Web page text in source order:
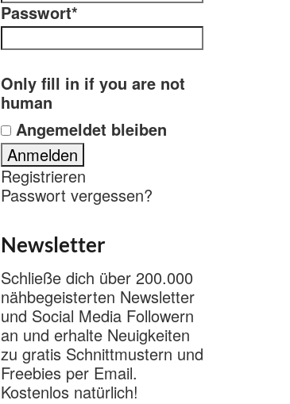
Passwort*
Only fill in if you are not
human
Angemeldet bleiben
Registrieren
Passwort vergessen?
Newsletter
Schließe dich über 200.000
nähbegeisterten Newsletter
und Social Media Followern
an und erhalte Neuigkeiten
zu gratis Schnittmustern und
Freebies per Email.
Kostenlos natürlich!